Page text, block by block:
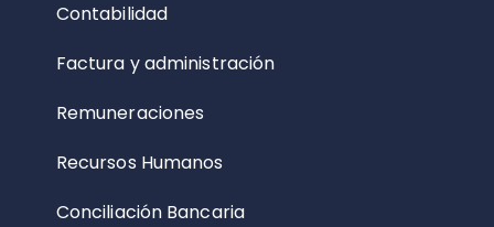
Contabilidad
Factura y administración
Remuneraciones
Recursos Humanos
Conciliación Bancaria